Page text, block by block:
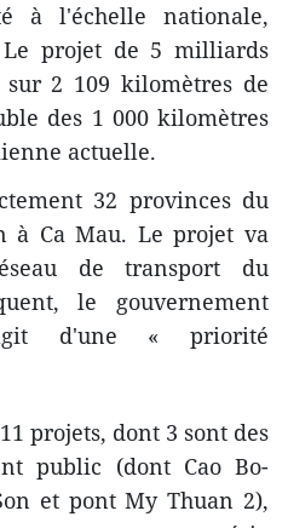
à l'échelle nationale,
Le projet de 5 milliards
sur 2 109 kilomètres de
des 1 000 kilomètres
actuelle.
32 provinces du
à Ca Mau. Le projet va
de transport du
le gouvernement
d'une « priorité
projets, dont 3 sont des
public (dont Cao Bo-
et pont My Thuan 2),